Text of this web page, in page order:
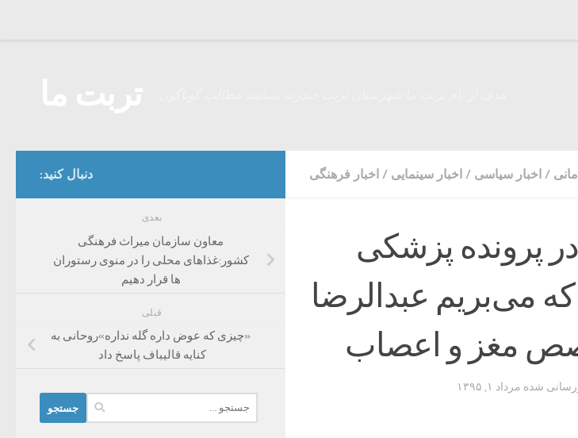
/ اخبار سیاسی / اخبار سینمایی / اخبار فرهنگی
پرونده پزشکی
می‌بریم عبدالرضا
مغز و اعصاب
شده مرداد ۱, ۱۳۹۵
دنبال کنید:
بعدی
معاون سازمان میراث فرهنگی
کشور:غذاهای محلی را در منوی رستوران
ها قرار دهیم
قبلی
«چیزی که عوض داره گله نداره»روحانی به
کنایه قالیباف پاسخ داد
برای: